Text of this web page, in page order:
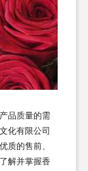
品质量的需
化有限公司
质的售前、
解并掌握香